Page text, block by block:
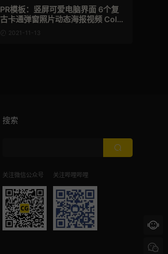
PR模板：竖屏可爱电脑界面 6个复
古卡通弹窗照片动态海报视频 Color
ful Pro Stories
2021-11-13
搜索
关注微信公众号 关注哔哩哔哩